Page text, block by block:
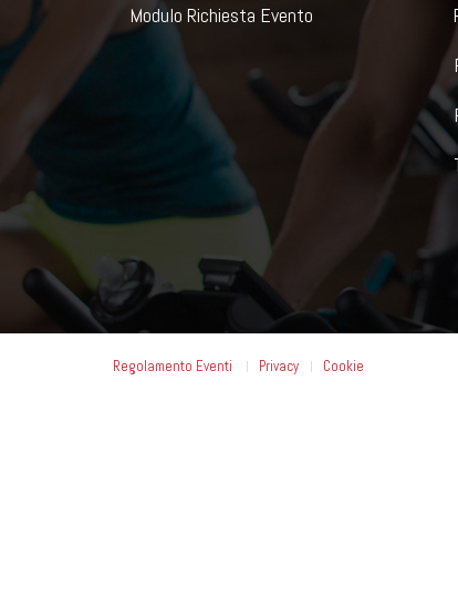
Modulo Richiesta Evento
Regolamento Eventi Privacy Cookie